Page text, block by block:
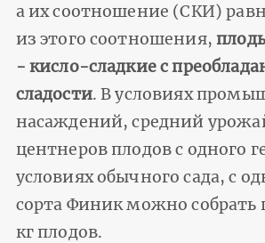
а их соотношение (СКИ)
из этого соотношения,
- кисло-сладкие с
сладости. В условиях
насаждений, средний
центнеров плодов с одного
условиях обычного сада, с
сорта Финик можно собрать
кг плодов.